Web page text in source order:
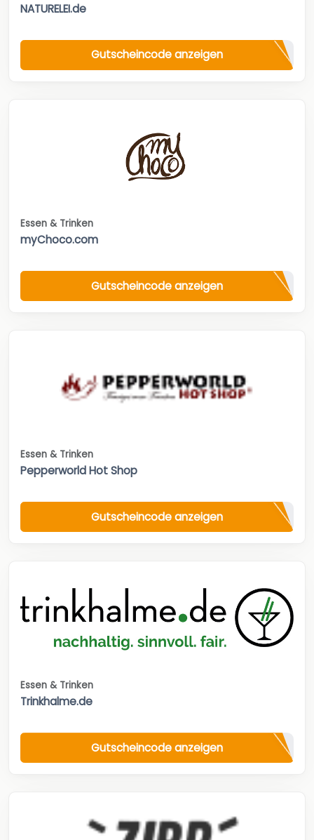
NATURELEI.de
Gutscheincode anzeigen
Essen & Trinken
myChoco.com
Gutscheincode anzeigen
Essen & Trinken
Pepperworld Hot Shop
Gutscheincode anzeigen
Essen & Trinken
Trinkhalme.de
Gutscheincode anzeigen